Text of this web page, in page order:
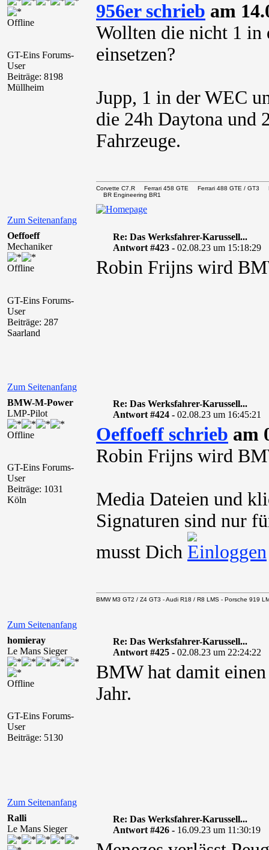
Offline
GT-Eins Forums-
User
Beiträge: 8198
Müllheim
956er schrieb am
Wollten die nicht 1 in
einsetzen?
Jupp, 1 in der WEC
die 24h Daytona und
Fahrzeuge.
Zum Seitenanfang
Corvette C7.R Ferrari 458 GTE Ferrari 488 GTE /
BR Engineering BR1
Oeffoeff
Mechaniker
Offline
GT-Eins Forums-
User
Beiträge: 287
Saarland
Re: Das Werksfahrer-Karussell...
Antwort #423 - 02.08.23 um 15:18:29
Robin Frijns wird
Zum Seitenanfang
BMW-M-Power
LMP-Pilot
Offline
GT-Eins Forums-
User
Beiträge: 1031
Köln
Re: Das Werksfahrer-Karussell...
Antwort #424 - 02.08.23 um 16:45:21
Oeffoeff schrieb am
Robin Frijns wird
Media Dateien und
Signaturen sind nur
musst Dich
Zum Seitenanfang
BMW M3 GT2 / Z4 GT3 - Audi R18 / R8 LMS - Porsche 919
homieray
Le Mans Sieger
Offline
GT-Eins Forums-
User
Beiträge: 5130
Re: Das Werksfahrer-Karussell...
Antwort #425 - 02.08.23 um 22:24:22
BMW hat damit
Jahr.
Zum Seitenanfang
Ralli
Le Mans Sieger
Re: Das Werksfahrer-Karussell...
Antwort #426 - 16.09.23 um 11:30:19